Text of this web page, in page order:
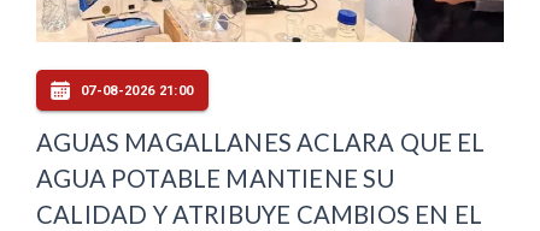
07-08-2026 21:00
AGUAS MAGALLANES ACLARA QUE EL
AGUA POTABLE MANTIENE SU
CALIDAD Y ATRIBUYE CAMBIOS EN EL